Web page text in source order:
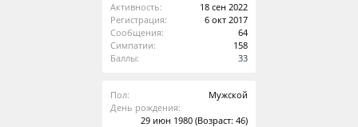
Активность:
18 сен 2022
Регистрация:
6 окт 2017
Сообщения:
64
Симпатии:
158
Баллы:
33
Пол:
Мужской
День рождения:
29 июн 1980 (Возраст: 46)